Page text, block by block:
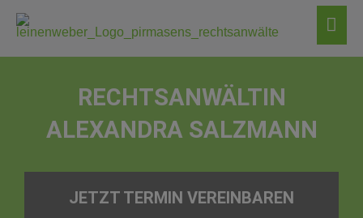
Inhalt
RECHTSANWÄLTIN
ALEXANDRA SALZMANN
JETZT TERMIN VEREINBAREN